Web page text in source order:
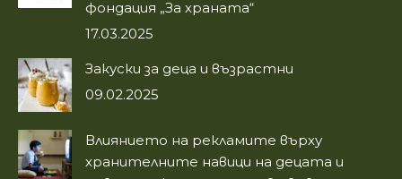
windowwindowфондация „За храната“
17.03.2025
Закуски за деца и възрастни
09.02.2025
Влиянието на рекламите върху
хранителните навици на децата и